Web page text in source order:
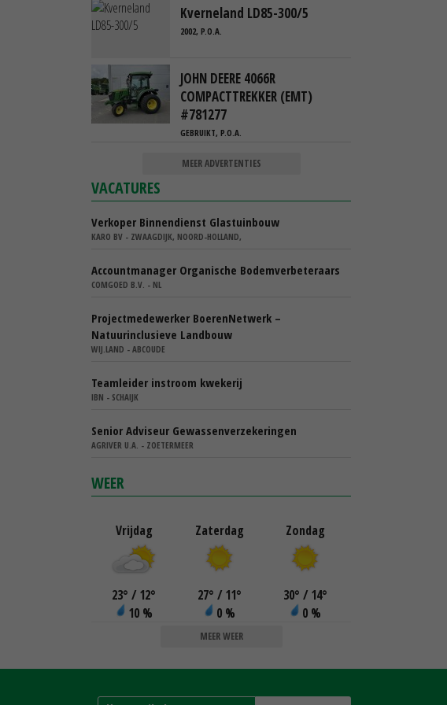
Kverneland LD85-300/5
2002, P.O.A.
JOHN DEERE 4066R
COMPACTTREKKER (EMT)
#781277
GEBRUIKT, P.O.A.
MEER ADVERTENTIES
VACATURES
Verkoper Binnendienst Glastuinbouw
KARO BV - ZWAAGDIJK, NOORD-HOLLAND,
Accountmanager Organische Bodemverbeteraars
COMGOED B.V. - NL
Projectmedewerker BoerenNetwerk –
Natuurinclusieve Landbouw
WIJ.LAND - ABCOUDE
Teamleider instroom kwekerij
IBN - SCHAIJK
Senior Adviseur Gewassenverzekeringen
AGRIVER U.A. - ZOETERMEER
WEER
Vrijdag
23° / 12°
10 %
Zaterdag
27° / 11°
0 %
Zondag
30° / 14°
0 %
MEER WEER